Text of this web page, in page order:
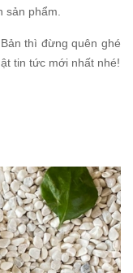
phẩm.
thì đừng quên ghé
tin tức mới nhất nhé!